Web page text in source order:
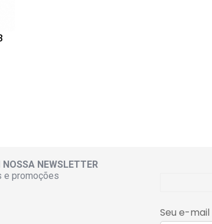
NEWSLETTER
e promoções
Seu e-mail